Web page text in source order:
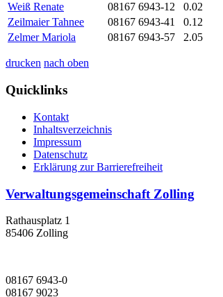
Weiß Renate
08167 6943-12 0.02
Zeilmaier Tahnee
08167 6943-41 0.12
Zelmer Mariola
08167 6943-57 2.05
drucken nach oben
Quicklinks
Kontakt
Inhaltsverzeichnis
Impressum
Datenschutz
Erklärung zur Barrierefreiheit
Verwaltungsgemeinschaft Zolling
Rathausplatz 1
85406 Zolling
08167 6943-0
08167 9023